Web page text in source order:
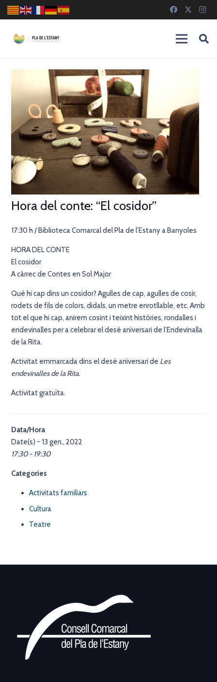
Hora del conte: “El cosidor”
17:30 h / Biblioteca Comarcal del Pla de l’Estany a Banyoles
HORA DEL CONTE
El cosidor
A càrrec de Contes en Sol Major
Què hi cap dins un cosidor? Agulles de cap, agulles de cosir,
rodets de fils de colors, didals, un metre enrotllable, etc. Amb
tot el que hi cap, anirem cosint i teixint històries, rondalles i
endevinalles per a celebrar el desè aniversari de l’Endevinalla
de la Rita.
Activitat emmarcada dins el desè aniversari de Les
endevinalles de la Rita.
Activitat gratuïta.
Data/Hora
Date(s) - 13 gen., 2022
17:30 - 19:30
Categories
Activitats familiars
Cultura
Teatre